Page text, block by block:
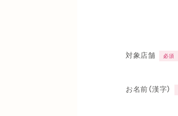
対象店舗 必須
お名前（漢字）